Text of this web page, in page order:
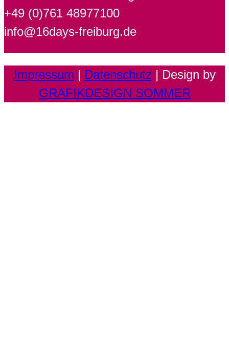
+49 (0)761 48977100
info@16days-freiburg.de
Impressum | Datenschutz | Design by
GRAFIKDESIGN SOMMER